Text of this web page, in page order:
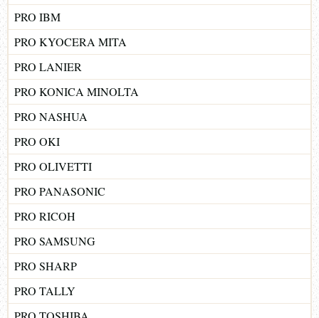
PRO IBM
PRO KYOCERA MITA
PRO LANIER
PRO KONICA MINOLTA
PRO NASHUA
PRO OKI
PRO OLIVETTI
PRO PANASONIC
PRO RICOH
PRO SAMSUNG
PRO SHARP
PRO TALLY